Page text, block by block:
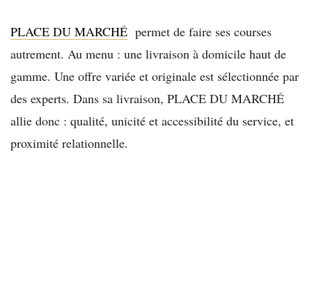
PLACE DU MARCHÉ permet de faire ses courses
autrement. Au menu : une livraison à domicile haut de
gamme. Une offre variée et originale est sélectionnée par
des experts. Dans sa livraison, PLACE DU MARCHÉ
allie donc : qualité, unicité et accessibilité du service, et
proximité relationnelle.